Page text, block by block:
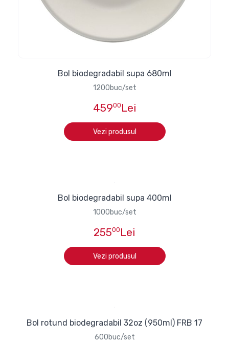
Bol biodegradabil supa 680ml
1200buc/set
45900 Lei
Vezi produsul
Bol biodegradabil supa 400ml
1000buc/set
25500 Lei
Vezi produsul
Bol rotund biodegradabil 32oz (950ml) FRB 17
600buc/set